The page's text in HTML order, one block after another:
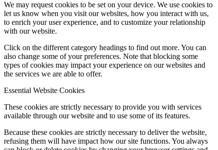
We may request cookies to be set on your device. We use cookies to
let us know when you visit our websites, how you interact with us,
to enrich your user experience, and to customize your relationship
with our website.
Click on the different category headings to find out more. You can
also change some of your preferences. Note that blocking some
types of cookies may impact your experience on our websites and
the services we are able to offer.
Essential Website Cookies
These cookies are strictly necessary to provide you with services
available through our website and to use some of its features.
Because these cookies are strictly necessary to deliver the website,
refusing them will have impact how our site functions. You always